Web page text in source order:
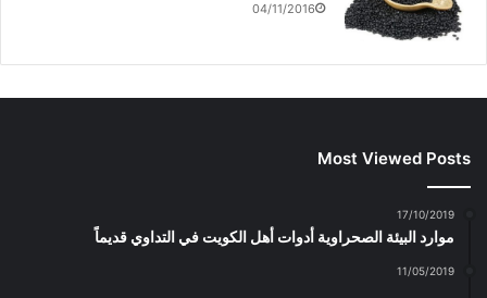
04/11/2016
Most Viewed Posts
17/10/2019
موارد البيئة الصحراوية أدوات أهل الكويت في التداوي قديماً
11/05/2019